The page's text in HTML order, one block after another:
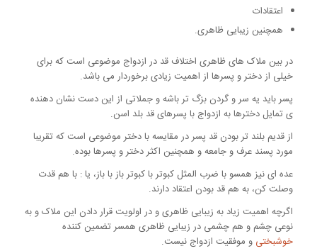
اعتقادات
همچنین زیبایی ظاهری.
در بین ملاک های ظاهری اختلاف قد در ازدواج موضوعی است که برای
خیلی از دختر و پسرها از اهمیت زیادی برخوردار می باشد.
پسر باید یه سر و گردن بزگ تر باشه و جملاتی از این دست نشان دهنده
ی تمایل دخترها به ازدواج با پسرهای قد بلد اسن.
از قدیم بلند تر بودن قد پسر در مقایسه با دختر موضوعی است که تقریبا
مورد پسند عرف و جامعه و همچنین اکثر دختر و پسرها بوده.
عده ای نیز همسو با ضرب المثل کبوتر با کبوتر باز با باز، یا : با هم قدت
وصلت کن، به هم قد بودن اعتقاد دارند.
اگرچه اهمیت زیاد به زیبایی ظاهری و در اولویت قرار دادن این ملاک و به
نوعی چشم و هم چشمی در زیبایی ظاهری همسر تضمین کننده
خوشبختی و موفقیت ازدواج نیست.